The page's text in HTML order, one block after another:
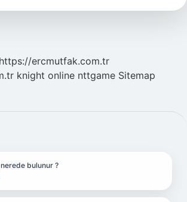
https://ercmutfak.com.tr
knight online nttgame Sitemap
bulunur ?